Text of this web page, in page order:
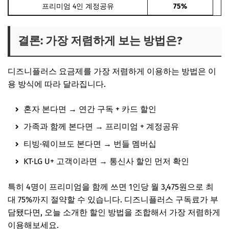
프리미엄 4인 계정공유 75%
결론: 가장 저렴하게 보는 방법은?
디즈니플러스 요금제를 가장 저렴하게 이용하는 방법은 이
용 방식에 따라 달라집니다.
혼자 본다면 → 연간 구독 + 카드 할인
가족과 함께 본다면 → 프리미엄 + 계정공유
티빙·웨이브도 본다면 → 번들 멤버십
KT·LG U+ 고객이라면 → 통신사 할인 먼저 확인
특히 4명이 프리미엄을 함께 쓰면 1인당 월 3,475원으로 최
대 75%까지 절약할 수 있습니다. 디즈니플러스 구독료가 부
담됐다면, 오늘 소개한 할인 방법을 조합해서 가장 저렴하게
이용해보세요.